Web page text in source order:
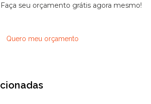
Faça seu orçamento grátis agora mesmo!
Quero meu orçamento